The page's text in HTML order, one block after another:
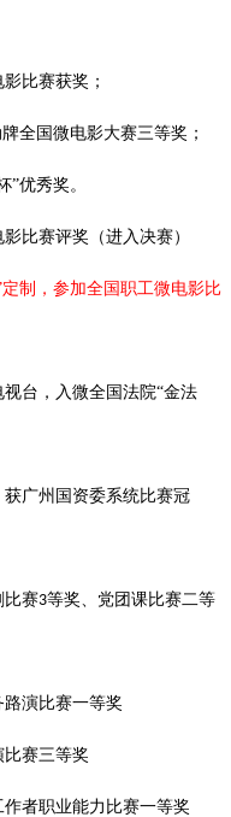
比赛获奖；
全国微电影大赛三等奖；
”优秀奖。
比赛评奖（进入决赛）
制，参加全国职工微电影比
台，入微全国法院“金法
广州国资委系统比赛冠
比赛3等奖、党团课比赛二等
演比赛一等奖
比赛三等奖
者职业能力比赛一等奖